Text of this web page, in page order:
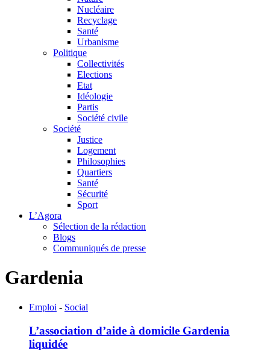
Nucléaire
Recyclage
Santé
Urbanisme
Politique
Collectivités
Elections
Etat
Idéologie
Partis
Société civile
Société
Justice
Logement
Philosophies
Quartiers
Santé
Sécurité
Sport
L’Agora
Sélection de la rédaction
Blogs
Communiqués de presse
Gardenia
Emploi - Social
L’association d’aide à domicile Gardenia
liquidée